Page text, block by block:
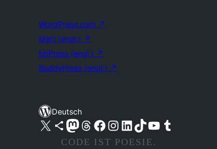
WordPress.com ↗
Matt (engl.) ↗
bbPress (engl.) ↗
BuddyPress (engl.) ↗
Deutsch
Unser X-Konto (früher Twitter) besuchen
Unser Bluesky-Konto besuchen
Unser Mastodon-Konto besuchen
Unser Threads-Konto besuchen
Unsere Facebook-Seite besuchen
Unser Instagram-Konto besuchen
Unser LinkedIn-Konto besuchen
Unser TikTok-Konto besuchen
Unseren YouTube-Kanal besuchen
Unser Tumblr-Konto besuchen
CODE IST POESIE.